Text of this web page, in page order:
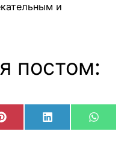
и
постом:
Share
on
Pinterest Share
on
LinkedIn Share
on